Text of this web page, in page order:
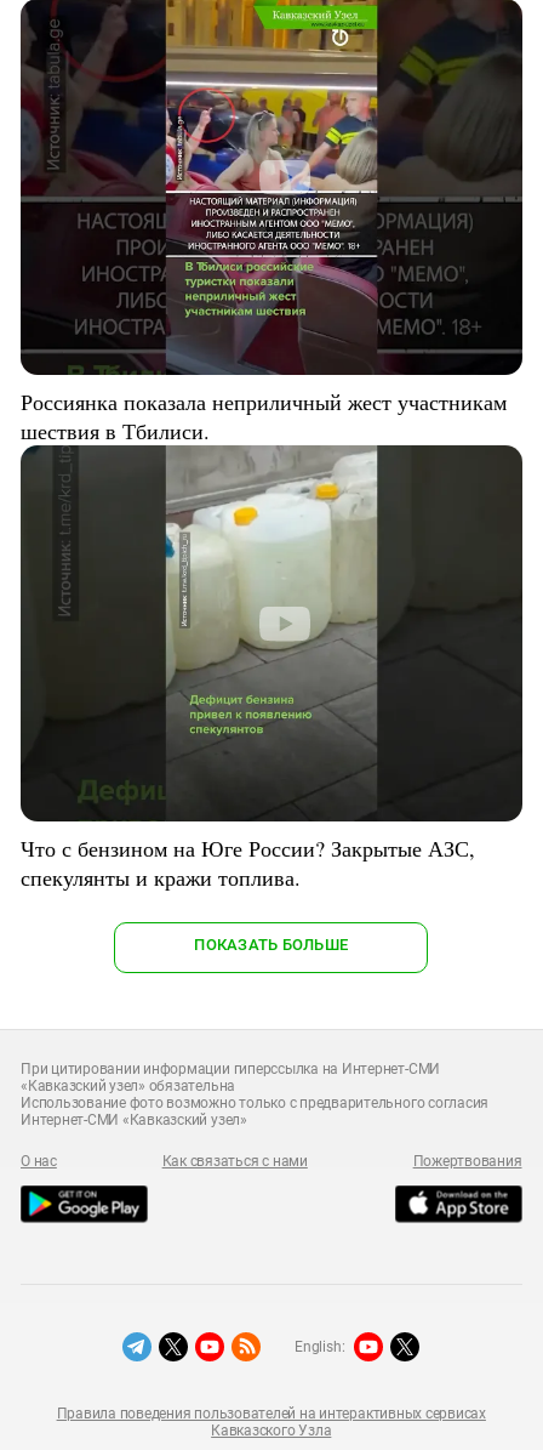
Россиянка показала неприличный жест участникам
шествия в Тбилиси.
Что с бензином на Юге России? Закрытые АЗС,
спекулянты и кражи топлива.
ПОКАЗАТЬ БОЛЬШЕ
При цитировании информации гиперссылка на Интернет-СМИ
«Кавказский узел» обязательна
Использование фото возможно только с предварительного согласия
Интернет-СМИ «Кавказский узел»
О нас Как связаться с нами Пожертвования
Правила поведения пользователей на интерактивных сервисах
Кавказского Узла
English: